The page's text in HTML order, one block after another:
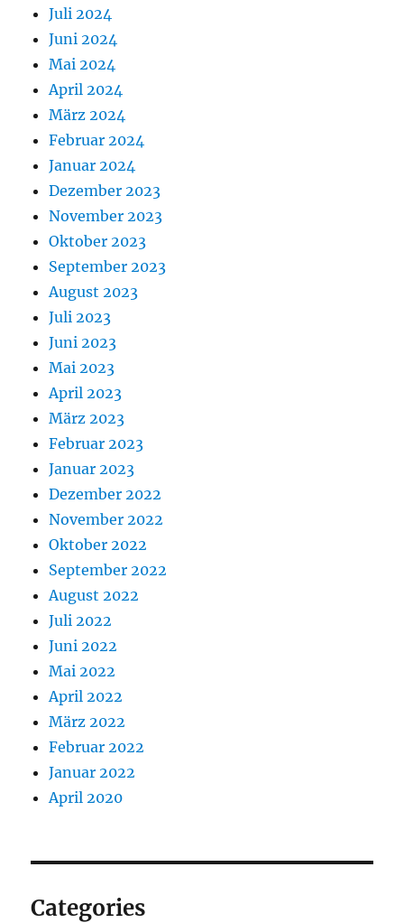
Juli 2024
Juni 2024
Mai 2024
April 2024
März 2024
Februar 2024
Januar 2024
Dezember 2023
November 2023
Oktober 2023
September 2023
August 2023
Juli 2023
Juni 2023
Mai 2023
April 2023
März 2023
Februar 2023
Januar 2023
Dezember 2022
November 2022
Oktober 2022
September 2022
August 2022
Juli 2022
Juni 2022
Mai 2022
April 2022
März 2022
Februar 2022
Januar 2022
April 2020
Categories